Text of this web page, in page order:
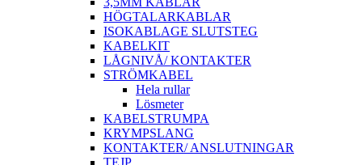
HÖGTALARKABLAR
ISOKABLAGE SLUTSTEG
KABELKIT
LÅGNIVÅ/ KONTAKTER
STRÖMKABEL
Hela rullar
Lösmeter
KABELSTRUMPA
KRYMPSLANG
KONTAKTER/ ANSLUTNINGAR
TEJP